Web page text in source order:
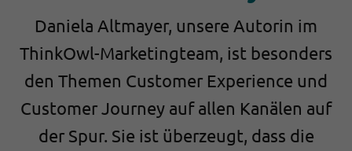
Daniela Altmayer, unsere Autorin im
ThinkOwl-Marketingteam, ist besonders
den Themen Customer Experience und
Customer Journey auf allen Kanälen auf
der Spur. Sie ist überzeugt, dass die